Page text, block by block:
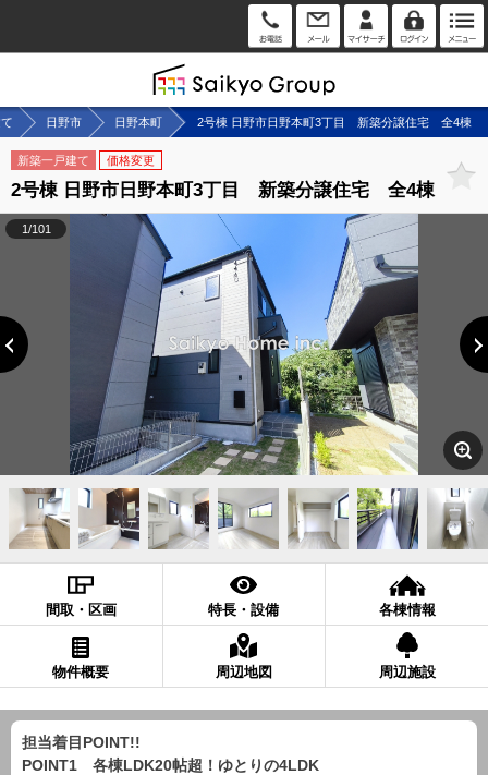
日野市 日野本町 2号棟 日野市日野本町3丁目 新築分譲住宅 全4棟
新築一戸建て 価格変更
2号棟 日野市日野本町3丁目 新築分譲住宅 全4棟
1/101
間取・区画 特長・設備 各棟情報
物件概要 周辺地図 周辺施設
担当着目POINT!!
POINT1 各棟LDK20帖超！ゆとりの4LDK